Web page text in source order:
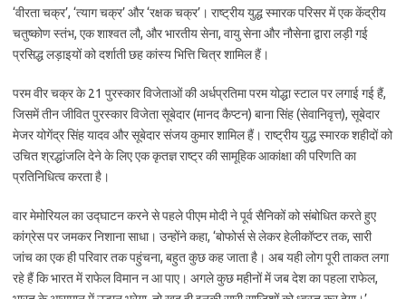
‘वीरता चक्र’, ‘त्याग चक्र’ और ‘रक्षक चक्र’। राष्ट्रीय युद्ध स्मारक परिसर में एक केंद्रीय
चतुष्कोण स्तंभ, एक शाश्वत लौ, और भारतीय सेना, वायु सेना और नौसेना द्वारा लड़ी गई
प्रसिद्ध लड़ाइयों को दर्शाती छह कांस्य भित्ति चित्र शामिल हैं।
परम वीर चक्र के 21 पुरस्कार विजेताओं की अर्धप्रतिमा परम योद्धा स्टाल पर लगाई गई हैं,
जिसमें तीन जीवित पुरस्कार विजेता सूबेदार (मानद कैप्टन) बाना सिंह (सेवानिवृत्त), सूबेदार
मेजर योगेंद्र सिंह यादव और सूबेदार संजय कुमार शामिल हैं। राष्ट्रीय युद्ध स्मारक शहीदों को
उचित श्रद्धांजलि देने के लिए एक कृतज्ञ राष्ट्र की सामूहिक आकांक्षा की परिणति का
प्रतिनिधित्व करता है।
वार मेमोरियल का उद्घाटन करने से पहले पीएम मोदी ने पूर्व सैनिकों को संबोधित करते हुए
कांग्रेस पर जमकर निशाना साधा। उन्होंने कहा, ‘बोफोर्स से लेकर हेलीकॉप्टर तक, सारी
जांच का एक ही परिवार तक पहुंचना, बहुत कुछ कह जाता है। अब यही लोग पूरी ताकत लगा
रहे हैं कि भारत में राफेल विमान न आ पाए। अगले कुछ महीनों में जब देश का पहला राफेल,